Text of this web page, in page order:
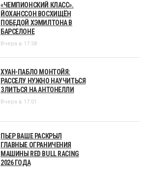
«ЧЕМПИОНСКИЙ КЛАСС».
ЙОХАНССОН ВОСХИЩЁН
ПОБЕДОЙ ХЭМИЛТОНА В
БАРСЕЛОНЕ
Вчера в 17:58
ХУАН-ПАБЛО МОНТОЙЯ:
РАССЕЛУ НУЖНО НАУЧИТЬСЯ
ЗЛИТЬСЯ НА АНТОНЕЛЛИ
Вчера в 17:01
ПЬЕР ВАШЕ РАСКРЫЛ
ГЛАВНЫЕ ОГРАНИЧЕНИЯ
МАШИНЫ RED BULL RACING
2026 ГОДА